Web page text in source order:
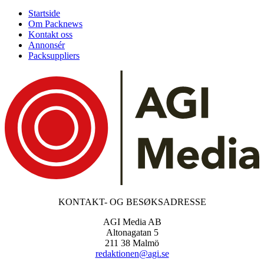
Startside
Om Packnews
Kontakt oss
Annonsér
Packsuppliers
KONTAKT- OG BESØKSADRESSE
AGI Media AB
Altonagatan 5
211 38 Malmö
redaktionen@agi.se